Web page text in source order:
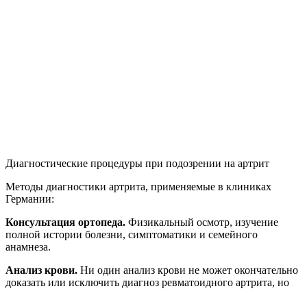
Диагностические процедуры при подозрении на артрит
Методы диагностики артрита, применяемые в клиниках
Германии:
Консультация ортопеда. Физикальный осмотр, изучение
полной истории болезни, симптоматики и семейного
анамнеза.
Анализ крови. Ни один анализ крови не может окончательно
доказать или исключить диагноз ревматоидного артрита, но